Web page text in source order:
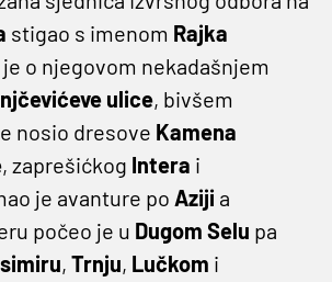
stigao s imenom Rajka
je o njegovom nekadašnjem
ulice, bivšem
nosio dresove Kamena
, zaprešićkog Intera i
je avanture po Aziji a
počeo je u Dugom Selu pa
, Trnju, Lučkom i